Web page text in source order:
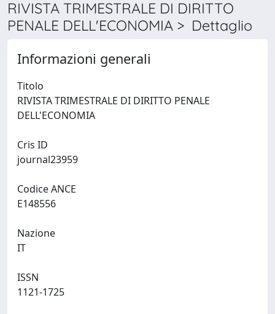
RIVISTA TRIMESTRALE DI DIRITTO
PENALE DELL'ECONOMIA > Dettaglio
Informazioni generali
Titolo
RIVISTA TRIMESTRALE DI DIRITTO PENALE
Cris ID
Codice ANCE
Nazione
ISSN